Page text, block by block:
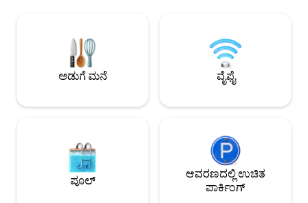
ಮೀನುಗಾರಿಕೆ, ಗುಹೆಗಳನ್ನು ಅನ್ವೇಷಿಸುವುದು,
ಪ್ರಾಣಿಗಳನ್ನು ನೋಡುವುದು - ಇವೆಲ್ಲವೂ ಕಾರನ್ನು
ತೆಗೆದುಕೊಳ್ಳದೆ ಮನೆಯಿಂದ ಹೋಗುತ್ತವೆ.
ಅಡುಗೆ ಮನೆ ವೈಫೈ
ಪೂಲ್
ಆವರಣದಲ್ಲಿ ಉಚಿತ
ಪಾರ್ಕಿಂಗ್